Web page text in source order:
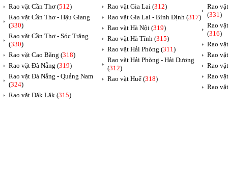
Rao vặt Cần Thơ (512)
Rao vặt Cần Thơ - Hậu Giang
(330)
Rao vặt Cần Thơ - Sóc Trăng
(330)
Rao vặt Cao Bằng (318)
Rao vặt Đà Nẵng (319)
Rao vặt Đà Nẵng - Quảng Nam
(324)
Rao vặt Đăk Lăk (315)
Rao vặt Gia Lai (312)
Rao vặt Gia Lai - Bình Định (317)
Rao vặt Hà Nội (319)
Rao vặt Hà Tĩnh (315)
Rao vặt Hải Phòng (311)
Rao vặt Hải Phòng - Hải Dương
(312)
Rao vặt Huế (318)
Rao
(331)
Rao
(316)
Rao
Rao
Rao
Rao
Rao